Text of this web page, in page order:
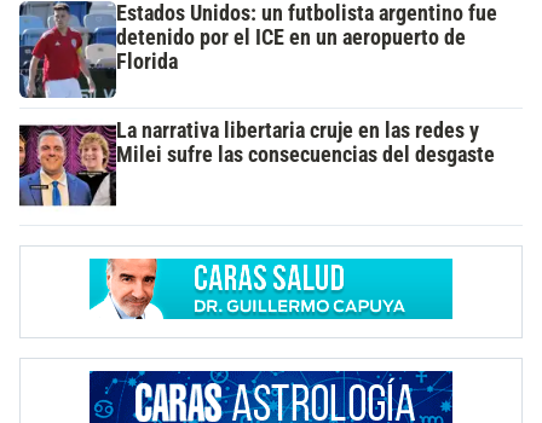
Estados Unidos: un futbolista argentino fue
detenido por el ICE en un aeropuerto de
Florida
La narrativa libertaria cruje en las redes y
Milei sufre las consecuencias del desgaste